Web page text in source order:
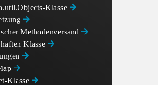
Klasse
Methodenversand
Klasse
Klasse